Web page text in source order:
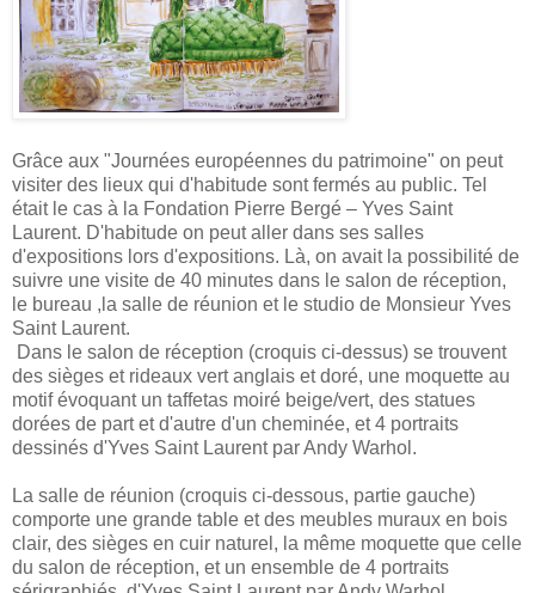
Grâce aux "Journées européennes du patrimoine" on peut
visiter des lieux qui d'habitude sont fermés au public. Tel
était le cas à la Fondation Pierre Bergé – Yves Saint
Laurent. D'habitude on peut aller dans ses salles
d'expositions lors d'expositions. Là, on avait la possibilité de
suivre une visite de 40 minutes dans le salon de réception,
le bureau ,la salle de réunion et le studio de Monsieur Yves
Saint Laurent.
Dans le salon de réception (croquis ci-dessus) se trouvent
des sièges et rideaux vert anglais et doré, une moquette au
motif évoquant un taffetas moiré beige/vert, des statues
dorées de part et d'autre d'un cheminée, et 4 portraits
dessinés d'Yves Saint Laurent par Andy Warhol.
La salle de réunion (croquis ci-dessous, partie gauche)
comporte une grande table et des meubles muraux en bois
clair, des sièges en cuir naturel, la même moquette que celle
du salon de réception, et un ensemble de 4 portraits